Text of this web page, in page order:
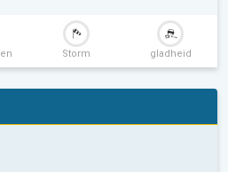
Storm gladheid